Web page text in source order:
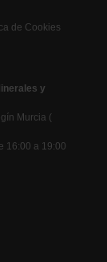
de Cookies
y
Murcia (
16:00 a 19:00